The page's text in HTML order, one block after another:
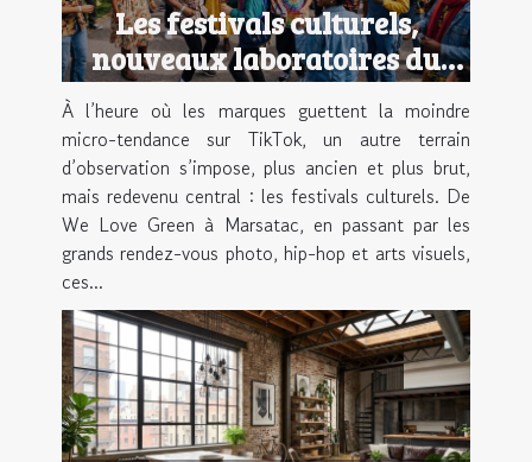
Les festivals culturels,
nouveaux laboratoires du
style urbain
À l’heure où les marques guettent la moindre
micro-tendance sur TikTok, un autre terrain
d’observation s’impose, plus ancien et plus brut,
mais redevenu central : les festivals culturels. De
We Love Green à Marsatac, en passant par les
grands rendez-vous photo, hip-hop et arts visuels,
ces...